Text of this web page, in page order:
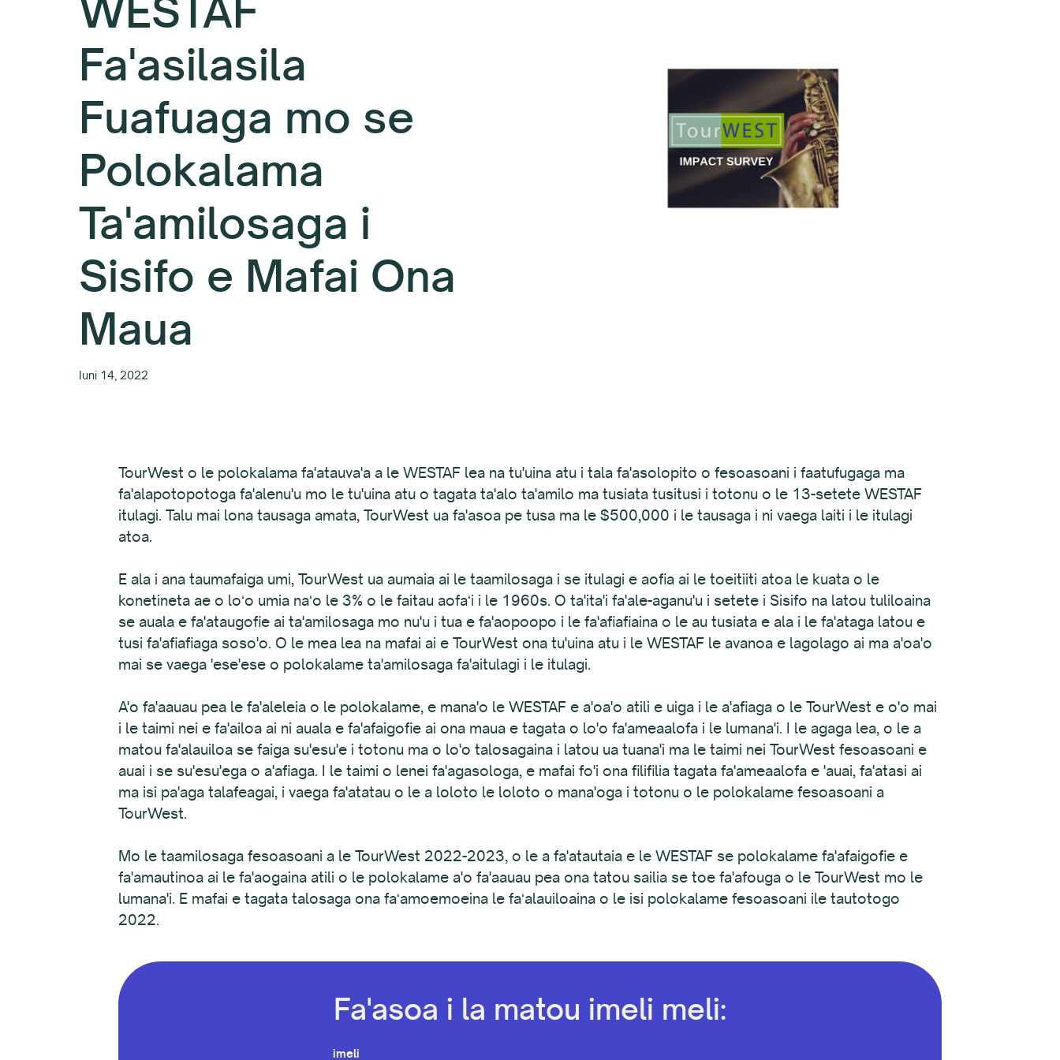
WESTAF
Fa'asilasila
Fuafuaga mo se
Polokalama
Ta'amilosaga i
Sisifo e Mafai Ona
Maua
Iuni 14, 2022
TourWest o le polokalama fa'atauva'a a le WESTAF lea na tu'uina atu i tala fa'asolopito o fesoasoani i faatufugaga ma
fa'alapotopotoga fa'alenu'u mo le tu'uina atu o tagata ta'alo ta'amilo ma tusiata tusitusi i totonu o le 13-setete WESTAF
itulagi. Talu mai lona tausaga amata, TourWest ua fa'asoa pe tusa ma le $500,000 i le tausaga i ni vaega laiti i le itulagi
atoa.
E ala i ana taumafaiga umi, TourWest ua aumaia ai le taamilosaga i se itulagi e aofia ai le toeitiiti atoa le kuata o le
konetineta ae o loʻo umia naʻo le 3% o le faitau aofaʻi i le 1960s. O ta'ita'i fa'ale-aganu'u i setete i Sisifo na latou tuliloaina
se auala e fa'ataugofie ai ta'amilosaga mo nu'u i tua e fa'aopoopo i le fa'afiafiaina o le au tusiata e ala i le fa'ataga latou e
tusi fa'afiafiaga soso'o. O le mea lea na mafai ai e TourWest ona tu'uina atu i le WESTAF le avanoa e lagolago ai ma a'oa'o
mai se vaega 'ese'ese o polokalame ta'amilosaga fa'aitulagi i le itulagi.
A'o fa'aauau pea le fa'aleleia o le polokalame, e mana'o le WESTAF e a'oa'o atili e uiga i le a'afiaga o le TourWest e o'o mai
i le taimi nei e fa'ailoa ai ni auala e fa'afaigofie ai ona maua e tagata o lo'o fa'ameaalofa i le lumana'i. I le agaga lea, o le a
matou fa'alauiloa se faiga su'esu'e i totonu ma o lo'o talosagaina i latou ua tuana'i ma le taimi nei TourWest fesoasoani e
auai i se su'esu'ega o a'afiaga. I le taimi o lenei fa'agasologa, e mafai fo'i ona filifilia tagata fa'ameaalofa e 'auai, fa'atasi ai
ma isi pa'aga talafeagai, i vaega fa'atatau o le a loloto le loloto o mana'oga i totonu o le polokalame fesoasoani a
TourWest.
Mo le taamilosaga fesoasoani a le TourWest 2022-2023, o le a fa'atautaia e le WESTAF se polokalame fa'afaigofie e
fa'amautinoa ai le fa'aogaina atili o le polokalame a'o fa'aauau pea ona tatou sailia se toe fa'afouga o le TourWest mo le
lumana'i. E mafai e tagata talosaga ona faʻamoemoeina le faʻalauiloaina o le isi polokalame fesoasoani ile tautotogo
2022.
Fa'asoa i la matou imeli meli:
imeli